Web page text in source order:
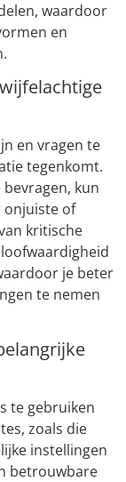
waardoor
en
en vragen te
tegenkomt.
kun
onjuiste of
kritische
je beter
te nemen
te gebruiken
zoals die
instellingen
betrouwbare